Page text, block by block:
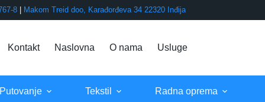
8| Makom Treid doo, Karađorđeva 34 22320 Inđija
Kontakt Naslovna O nama Usluge
Tekstil Radna oprema